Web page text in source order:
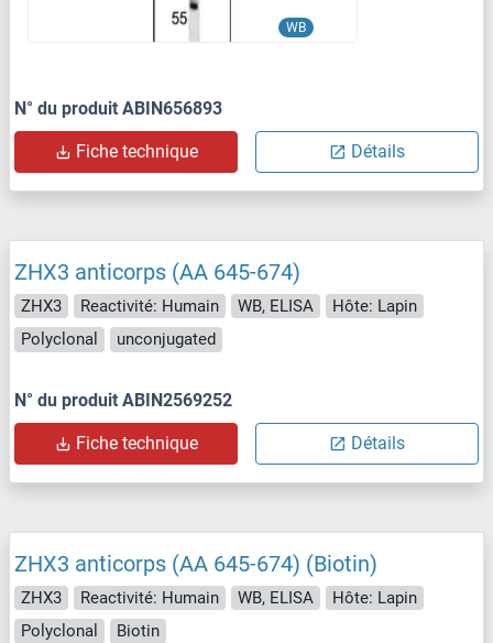
WB
N° du produit ABIN656893
Fiche technique Détails
ZHX3 anticorps (AA 645-674)
ZHX3 Reactivité: Humain WB, ELISA
Hôte: Lapin
Polyclonal
unconjugated
N° du produit ABIN2569252
Fiche technique Détails
ZHX3 anticorps (AA 645-674) (Biotin)
ZHX3 Reactivité: Humain WB, ELISA
Hôte: Lapin
Polyclonal
Biotin